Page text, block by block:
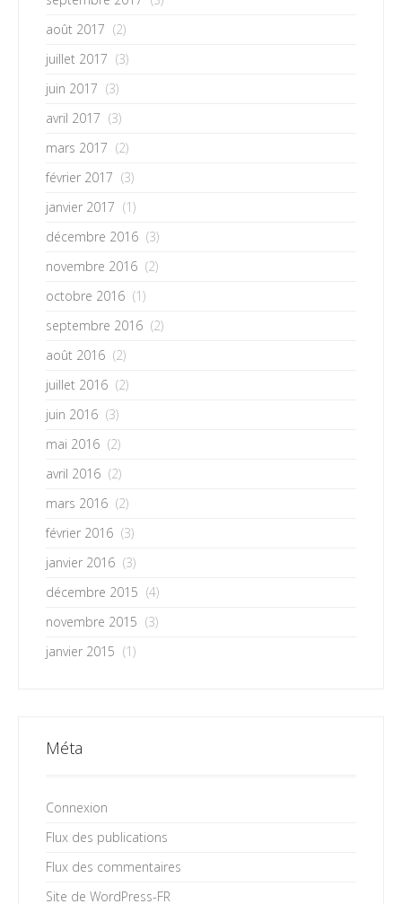
août 2017 (2)
juillet 2017 (3)
juin 2017 (3)
avril 2017 (3)
mars 2017 (2)
février 2017 (3)
janvier 2017 (1)
décembre 2016 (3)
novembre 2016 (2)
octobre 2016 (1)
septembre 2016 (2)
août 2016 (2)
juillet 2016 (2)
juin 2016 (3)
mai 2016 (2)
avril 2016 (2)
mars 2016 (2)
février 2016 (3)
janvier 2016 (3)
décembre 2015 (4)
novembre 2015 (3)
janvier 2015 (1)
Méta
Connexion
Flux des publications
Flux des commentaires
Site de WordPress-FR